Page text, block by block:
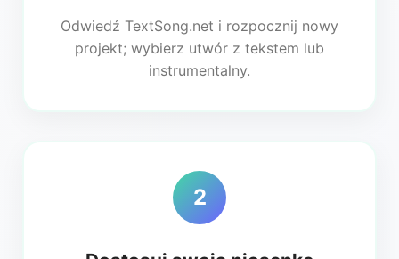
Odwiedź TextSong.net i rozpocznij nowy
projekt; wybierz utwór z tekstem lub
instrumentalny.
2